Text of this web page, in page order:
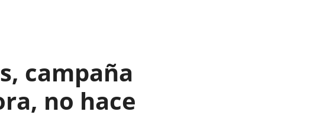
campaña
no hace